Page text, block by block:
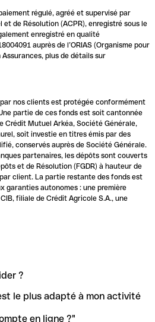
régulé, agréé et supervisé par
de Résolution (ACPR), enregistré sous le
enregistré en qualité
auprès de l’ORIAS (Organisme pour
plus de détails sur
nos clients est protégée conformément
partie de ces fonds est soit cantonnée
Crédit Mutuel Arkéa, Société Générale,
soit investie en titres émis par des
conservés auprès de Société Générale.
partenaires, les dépôts sont couverts
et de Résolution (FGDR) à hauteur de
client. La partie restante des fonds est
garanties autonomes : une première
filiale de Crédit Agricole S.A., une
?
le plus adapté à mon activité
en ligne ?"